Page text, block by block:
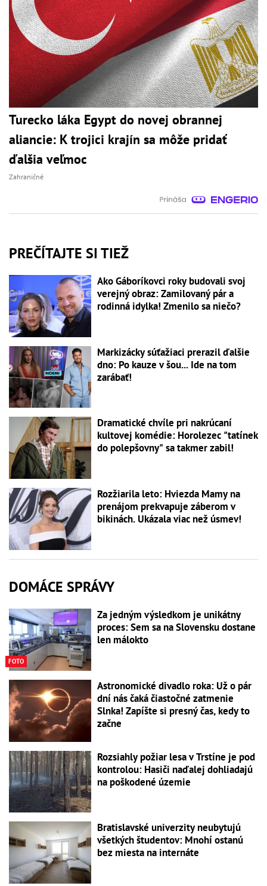
Turecko láka Egypt do novej obrannej
aliancie: K trojici krajín sa môže pridať
ďalšia veľmoc
Zahraničné
PREČÍTAJTE SI TIEŽ
Ako Gáboríkovci roky budovali svoj
verejný obraz: Zamilovaný pár a
rodinná idylka! Zmenilo sa niečo?
Markizácky súťažiaci prerazil ďalšie
dno: Po kauze v šou... Ide na tom
zarábať!
Dramatické chvíle pri nakrúcaní
kultovej komédie: Horolezec "tatínek
do polepšovny" sa takmer zabil!
Rozžiarila leto: Hviezda Mamy na
prenájom prekvapuje záberom v
bikinách. Ukázala viac než úsmev!
DOMÁCE SPRÁVY
FOTO
Za jedným výsledkom je unikátny
proces: Sem sa na Slovensku dostane
len málokto
Astronomické divadlo roka: Už o pár
dní nás čaká čiastočné zatmenie
Slnka! Zapíšte si presný čas, kedy to
začne
Rozsiahly požiar lesa v Trstíne je pod
kontrolou: Hasiči naďalej dohliadajú
na poškodené územie
Bratislavské univerzity neubytujú
všetkých študentov: Mnohí ostanú
bez miesta na internáte